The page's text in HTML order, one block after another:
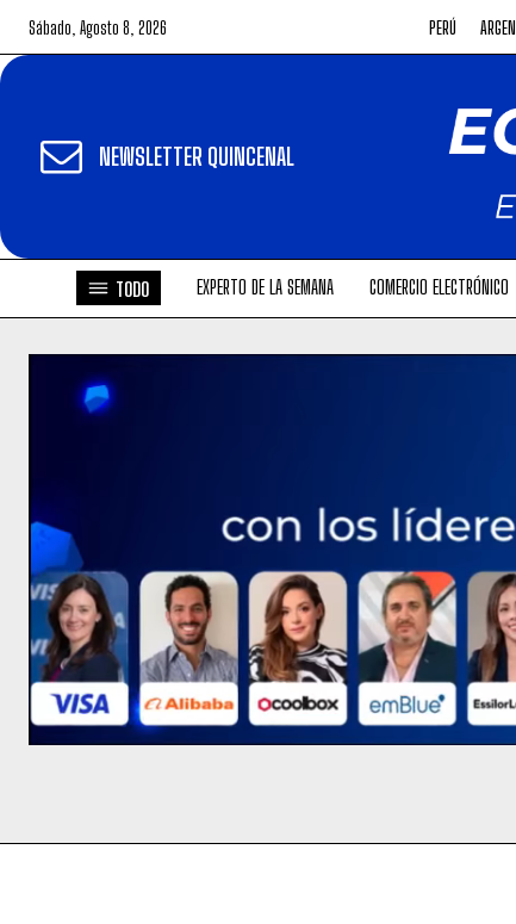
Sábado, Agosto 8, 2026 PERÚ
NEWSLETTER QUINCENAL
TODO EXPERTO DE LA SEMANA COMERCIO ELECTRÓNICO